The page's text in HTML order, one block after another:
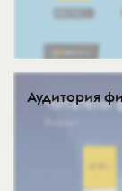
Аудитория